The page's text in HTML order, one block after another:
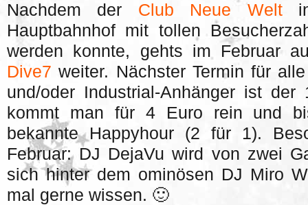
Nachdem der Club Neue Weltin
Hauptbahnhof mit tollen
werden konnte, gehts im Februar
Dive7 weiter. Nächster Termin für
und/oder Industrial-Anhänger ist
kommt man für 4 Euro rein und
bekannte Happyhour (2 für 1).
Februar: DJ DejaVu wird von zwei
sich hinter dem ominösen DJ Miro
mal gerne wissen. 🙂